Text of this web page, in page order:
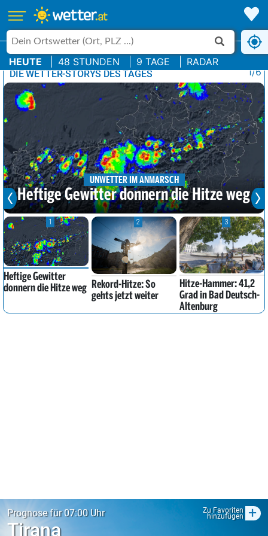
HEUTE 48 STUNDEN 9 TAGE RADAR
DIE WETTER-STORYS DES TAGES
UNWETTER IM ANMARSCH
Heftige Gewitter donnern die Hitze weg
1
Heftige Gewitter
donnern die Hitze weg
2
Rekord-Hitze: So
gehts jetzt weiter
3
Hitze-Hammer: 41,2
Grad in Bad Deutsch-
Altenburg
1/6
Prognose für 07:00 Uhr Zu Favoriten
hinzufügen +
Tirana